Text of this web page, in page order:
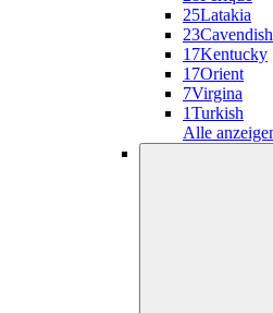
25Latakia
23Cavendish
17Kentucky
17Orient
7Virgina
1Turkish
Alle